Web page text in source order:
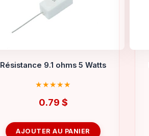
Résistance 9.1 ohms 5 Watts
0.79 $
AJOUTER AU PANIER